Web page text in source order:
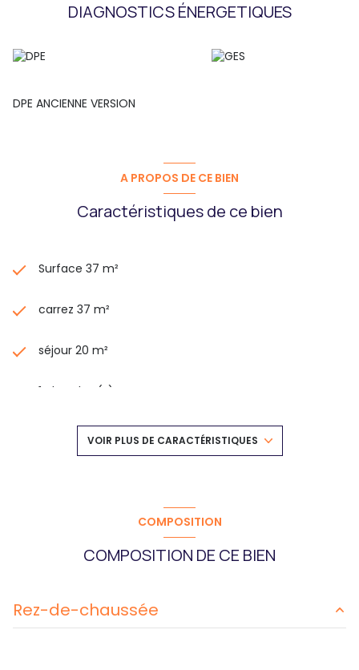
DIAGNOSTICS ÉNERGETIQUES
DPE ANCIENNE VERSION
A PROPOS DE CE BIEN
Caractéristiques de ce bien
Surface 37 m²
carrez 37 m²
séjour 20 m²
1 chambre(s)
1 salle(s) de bain
kitchenette (semi-équipée)
Chauffage individuel : radiateur (electrique)
VOIR PLUS DE CARACTÉRISTIQUES
COMPOSITION
COMPOSITION DE CE BIEN
Rez-de-chaussée